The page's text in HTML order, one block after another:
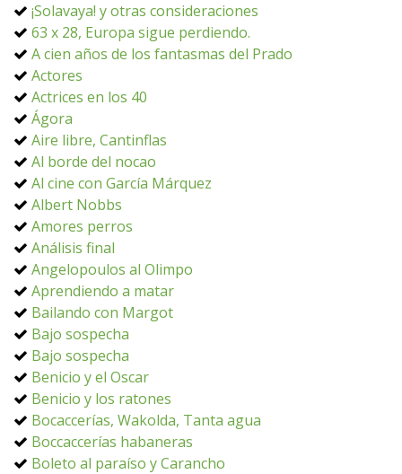
¡Solavaya! y otras consideraciones
63 x 28, Europa sigue perdiendo.
A cien años de los fantasmas del Prado
Actores
Actrices en los 40
Ágora
Aire libre, Cantinflas
Al borde del nocao
Al cine con García Márquez
Albert Nobbs
Amores perros
Análisis final
Angelopoulos al Olimpo
Aprendiendo a matar
Bailando con Margot
Bajo sospecha
Bajo sospecha
Benicio y el Oscar
Benicio y los ratones
Bocaccerías, Wakolda, Tanta agua
Boccaccerías habaneras
Boleto al paraíso y Carancho